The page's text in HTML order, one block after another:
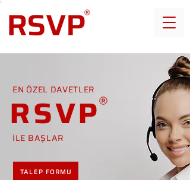
EN ÖZEL DAVETLER
RSVP
İLE BAŞLAR
TALEP FORMU